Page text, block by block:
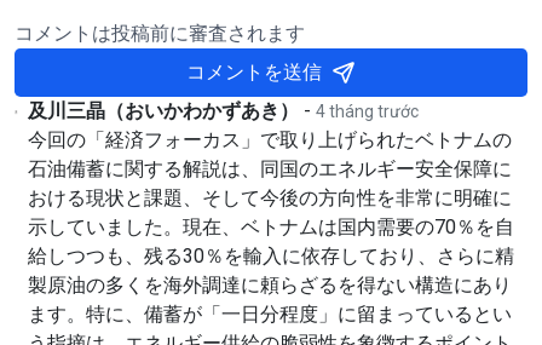
コメントは投稿前に審査されます
コメントを送信
及川三晶（おいかわかずあき）
-4 tháng trước
今回の「経済フォーカス」で取り上げられたベトナムの
石油備蓄に関する解説は、同国のエネルギー安全保障に
おける現状と課題、そして今後の方向性を非常に明確に
示していました。現在、ベトナムは国内需要の70％を自
給しつつも、残る30％を輸入に依存しており、さらに精
製原油の多くを海外調達に頼らざるを得ない構造にあり
ます。特に、備蓄が「一日分程度」に留まっているとい